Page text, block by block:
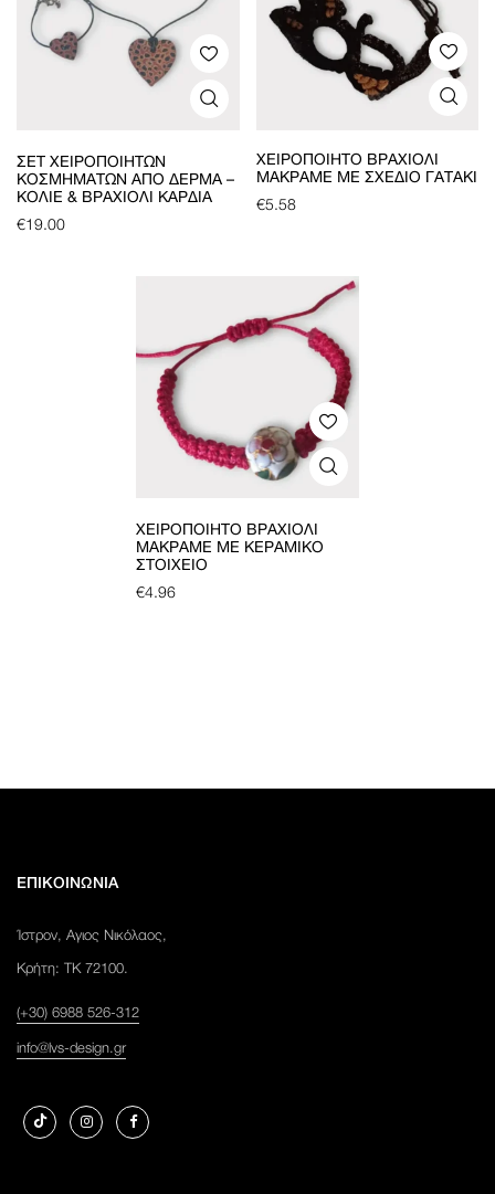
ΣΕΤ ΧΕΙΡΟΠΟΊΗΤΩΝ
ΚΟΣΜΗΜΆΤΩΝ ΑΠΌ ΔΈΡΜΑ –
ΚΟΛΙΈ & ΒΡΑΧΙΌΛΙ ΚΑΡΔΙΆ
€19.00
ΧΕΙΡΟΠΟΊΗΤΟ ΒΡΑΧΙΌΛΙ
ΜΑΚΡΑΜΈ ΜΕ ΣΧΈΔΙΟ ΓΑΤΆΚΙ
€5.58
ΧΕΙΡΟΠΟΊΗΤΟ ΒΡΑΧΙΌΛΙ
ΜΑΚΡΑΜΈ ΜΕ ΚΕΡΑΜΙΚΌ
ΣΤΟΙΧΕΊΟ
€4.96
ΕΠΙΚΟΙΝΩΝΙΑ
Ίστρον, Αγιος Νικόλαος,
Κρήτη: ΤΚ 72100.
(+30) 6988 526-312
info@lvs-design.gr